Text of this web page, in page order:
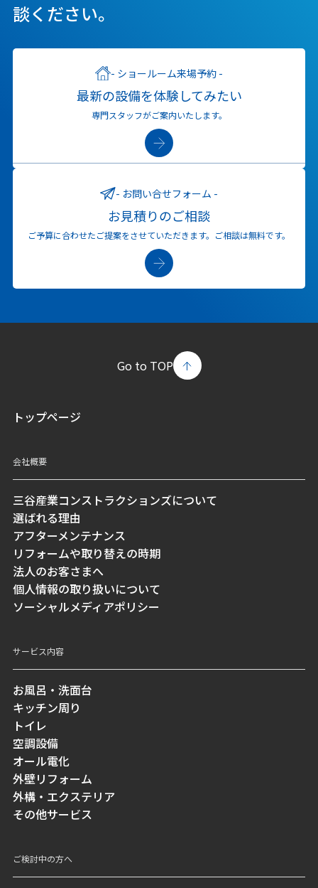
談ください。
ショールーム来場予約
最新の設備を体験してみたい
専門スタッフがご案内いたします。
お問い合せフォーム
お見積りのご相談
ご予算に合わせたご提案をさせていただきます。 ご相談は無料です。
Go to TOP
トップページ
会社概要
三谷産業コンストラクションズについて
選ばれる理由
アフターメンテナンス
リフォームや取り替えの時期
法人のお客さまへ
個人情報の取り扱いについて
ソーシャルメディアポリシー
サービス内容
お風呂・洗面台
キッチン周り
トイレ
空調設備
オール電化
外壁リフォーム
外構・エクステリア
その他サービス
ご検討中の方へ